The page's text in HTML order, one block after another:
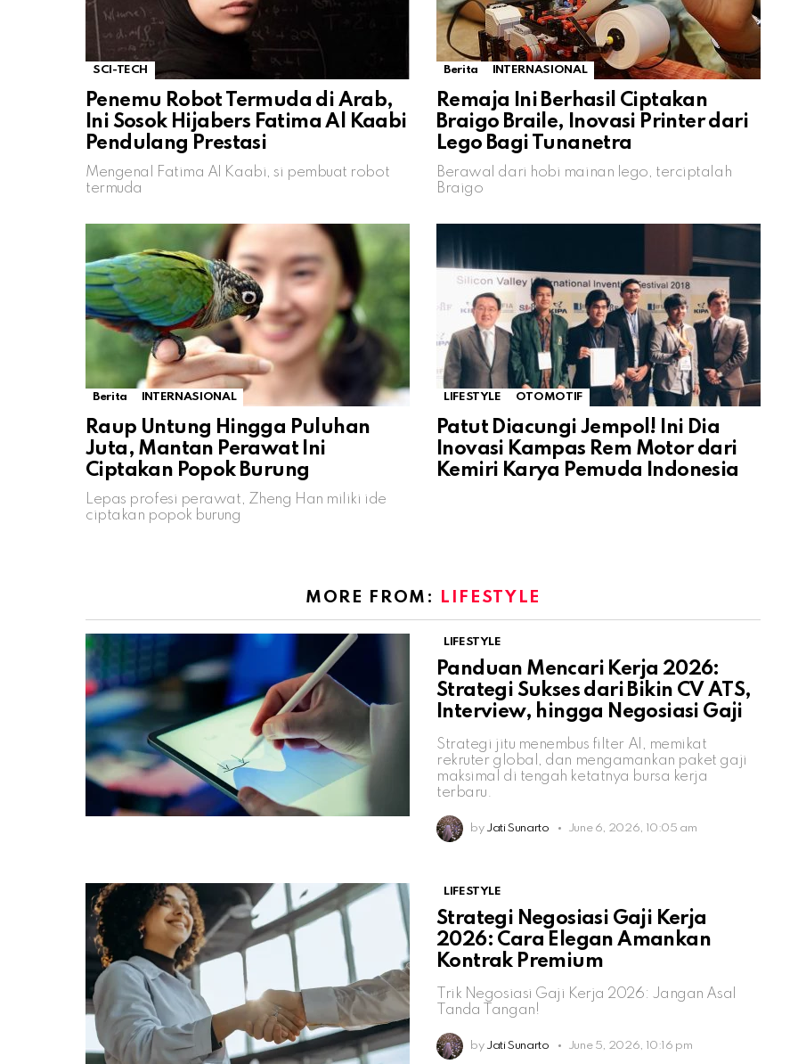
SCI-TECH
Penemu Robot Termuda di Arab,
Ini Sosok Hijabers Fatima Al Kaabi
Pendulang Prestasi
Mengenal Fatima Al Kaabi, si pembuat robot
termuda
Berita INTERNASIONAL
Remaja Ini Berhasil Ciptakan
Braigo Braile, Inovasi Printer dari
Lego Bagi Tunanetra
Berawal dari hobi mainan lego, terciptalah
Braigo
Berita INTERNASIONAL
Raup Untung Hingga Puluhan
Juta, Mantan Perawat Ini
Ciptakan Popok Burung
Lepas profesi perawat, Zheng Han miliki ide
ciptakan popok burung
LIFESTYLE OTOMOTIF
Patut Diacungi Jempol! Ini Dia
Inovasi Kampas Rem Motor dari
Kemiri Karya Pemuda Indonesia
MORE FROM: LIFESTYLE
LIFESTYLE
Panduan Mencari Kerja 2026:
Strategi Sukses dari Bikin CV ATS,
Interview, hingga Negosiasi Gaji
Strategi jitu menembus filter AI, memikat
rekruter global, dan mengamankan paket gaji
maksimal di tengah ketatnya bursa kerja
terbaru.
by Jati Sunarto June 6, 2026, 10:05 am
LIFESTYLE
Strategi Negosiasi Gaji Kerja
2026: Cara Elegan Amankan
Kontrak Premium
Trik Negosiasi Gaji Kerja 2026: Jangan Asal
Tanda Tangan!
by Jati Sunarto June 5, 2026, 10:16 pm